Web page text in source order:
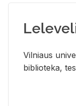
Vil­niaus
bi­b­lio­te­ka,